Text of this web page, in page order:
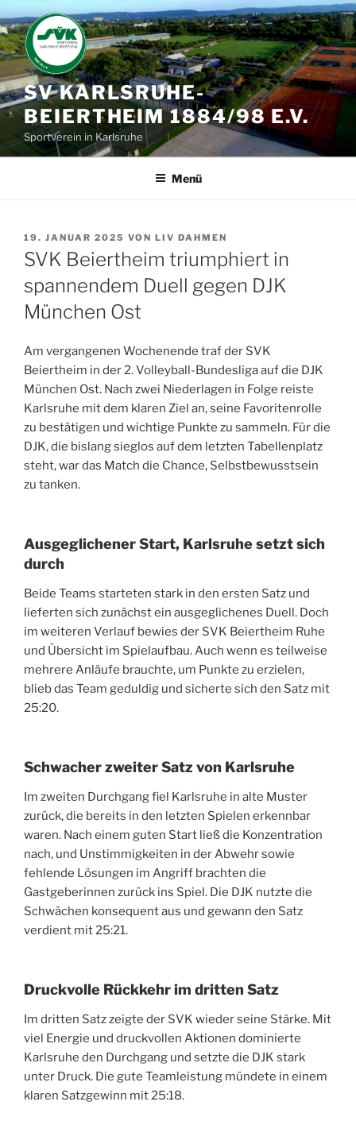
Zum
Inhalt
springen
SV KARLSRUHE-
BEIERTHEIM 1884/98 E.V.
Sportverein in Karlsruhe
Menü
VERÖFFENTLICHT
AM
19. JANUAR 2025 VON LIV DAHMEN
SVK Beiertheim triumphiert in
spannendem Duell gegen DJK
München Ost
Am vergangenen Wochenende traf der SVK
Beiertheim in der 2. Volleyball-Bundesliga auf die DJK
München Ost. Nach zwei Niederlagen in Folge reiste
Karlsruhe mit dem klaren Ziel an, seine Favoritenrolle
zu bestätigen und wichtige Punkte zu sammeln. Für die
DJK, die bislang sieglos auf dem letzten Tabellenplatz
steht, war das Match die Chance, Selbstbewusstsein
zu tanken.
Ausgeglichener Start, Karlsruhe setzt sich
durch
Beide Teams starteten stark in den ersten Satz und
lieferten sich zunächst ein ausgeglichenes Duell. Doch
im weiteren Verlauf bewies der SVK Beiertheim Ruhe
und Übersicht im Spielaufbau. Auch wenn es teilweise
mehrere Anläufe brauchte, um Punkte zu erzielen,
blieb das Team geduldig und sicherte sich den Satz mit
25:20.
Schwacher zweiter Satz von Karlsruhe
Im zweiten Durchgang fiel Karlsruhe in alte Muster
zurück, die bereits in den letzten Spielen erkennbar
waren. Nach einem guten Start ließ die Konzentration
nach, und Unstimmigkeiten in der Abwehr sowie
fehlende Lösungen im Angriff brachten die
Gastgeberinnen zurück ins Spiel. Die DJK nutzte die
Schwächen konsequent aus und gewann den Satz
verdient mit 25:21.
Druckvolle Rückkehr im dritten Satz
Im dritten Satz zeigte der SVK wieder seine Stärke. Mit
viel Energie und druckvollen Aktionen dominierte
Karlsruhe den Durchgang und setzte die DJK stark
unter Druck. Die gute Teamleistung mündete in einem
klaren Satzgewinn mit 25:18.